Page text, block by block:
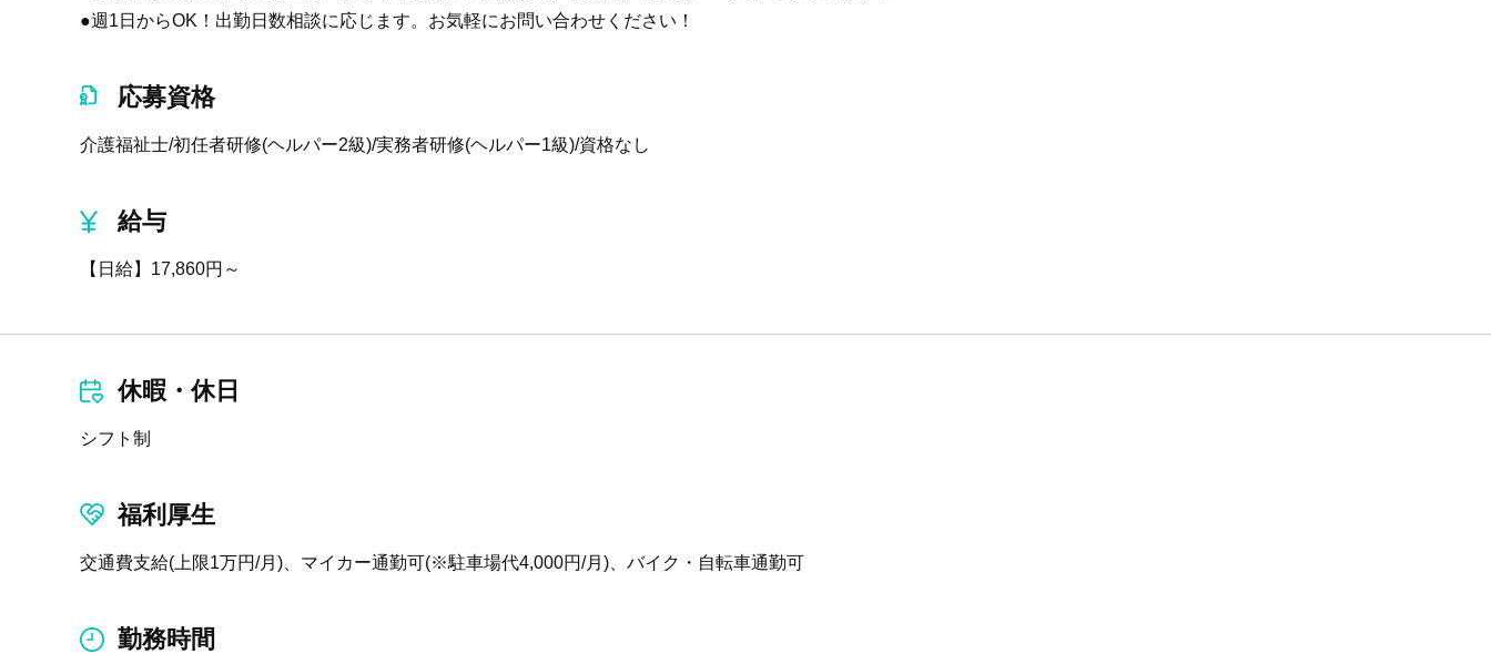
●週1日からOK！出勤日数相談に応じます。お気軽にお問い合わせください！
応募資格
介護福祉士/初任者研修(ヘルパー2級)/実務者研修(ヘルパー1級)/資格なし
給与
【日給】17,860円～
休暇・休日
シフト制
福利厚生
交通費支給(上限1万円/月)、マイカー通勤可(※駐車場代4,000円/月)、バイク・自転車通勤可
勤務時間